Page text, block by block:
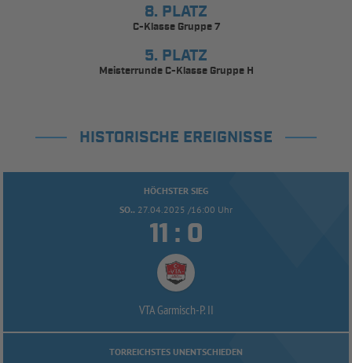
8. PLATZ
C-Klasse Gruppe 7
5. PLATZ
Meisterrunde C-Klasse Gruppe H
HISTORISCHE EREIGNISSE
HÖCHSTER SIEG
SO.. 27.04.2025 /16:00 Uhr
 : 
VTA Garmisch-P. II
TORREICHSTES UNENTSCHIEDEN